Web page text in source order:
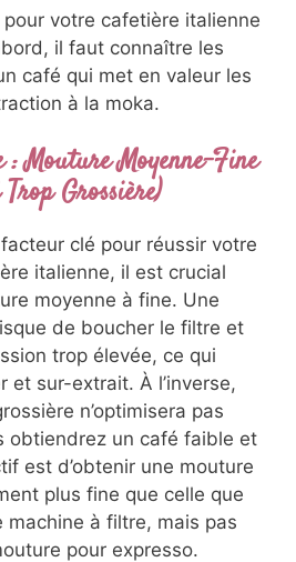
votre cafetière italienne
il faut connaître les
café qui met en valeur les
à la moka.
: Mouture Moyenne-Fine
Grossière)
clé pour réussir votre
italienne, il est crucial
moyenne à fine. Une
de boucher le filtre et
trop élevée, ce qui
et sur-extrait. À l’inverse,
n’optimisera pas
obtiendrez un café faible et
est d’obtenir une mouture
plus fine que celle que
machine à filtre, mais pas
pour expresso.